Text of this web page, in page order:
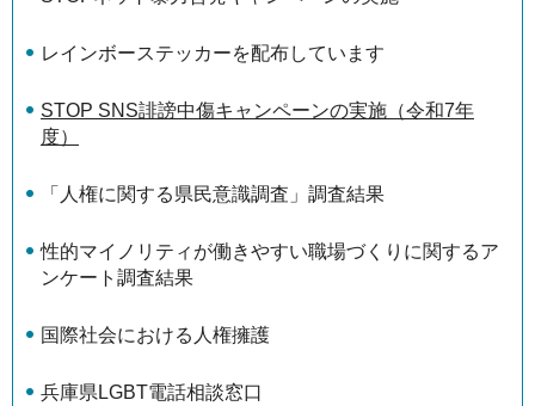
レインボーステッカーを配布しています
STOP SNS誹謗中傷キャンペーンの実施（令和7年
度）
「人権に関する県民意識調査」調査結果
性的マイノリティが働きやすい職場づくりに関するア
ンケート調査結果
国際社会における人権擁護
兵庫県LGBT電話相談窓口